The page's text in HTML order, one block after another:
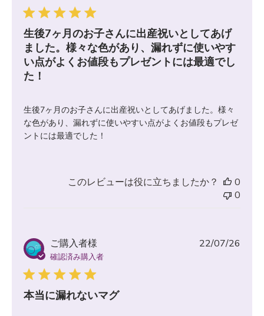
生後7ヶ月のお子さんに出産祝いとしてあげ
ました。様々な色があり、漏れずに使いやす
い点がよくお値段もプレゼントには最適でし
た！
生後7ヶ月のお子さんに出産祝いとしてあげました。様々
な色があり、漏れずに使いやすい点がよくお値段もプレゼ
ントには最適でした！
このレビューは役に立ちましたか？
0
0
ご購入者様
確認済み購入者
本当に漏れないマグ
22/07/26